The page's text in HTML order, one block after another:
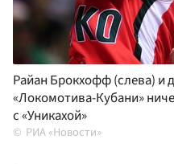
Райан Брокхофф (слева) и
«Локомотива-Кубани»
с «Уникахой»
РИА «Новости»